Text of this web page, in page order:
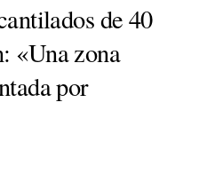
de 40
«Una zona
por